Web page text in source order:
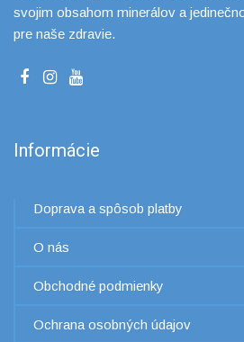
svojim obsahom minerálov a
pre naše zdravie.
Informácie
Doprava a spôsob platby
O nás
Obchodné podmienky
Ochrana osobných údajov